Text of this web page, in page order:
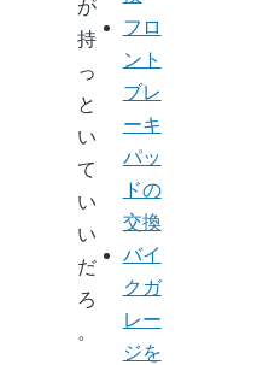
が
持
っ
と
い
て
い
い
だ
ろ
。
フロ
ント
ブレ
ーキ
パッ
ドの
交換
バイ
クガ
レー
ジを